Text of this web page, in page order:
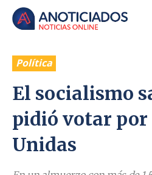
Política
El socialismo
pidió votar
Unidas